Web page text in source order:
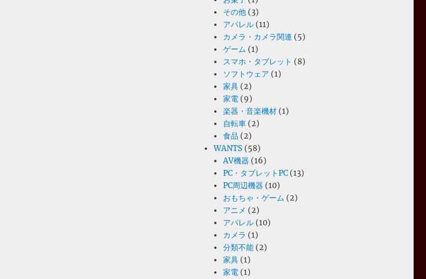
その他 (3)
アパレル (11)
カメラ・カメラ関連 (5)
ゲーム (1)
スマホ・タブレット (8)
ソフトウェア (1)
家具 (2)
家電 (9)
楽器・音楽機材 (1)
自転車 (2)
食品 (2)
WANTS (58)
AV機器 (16)
PC・タブレットPC (13)
PC周辺機器 (10)
おもちゃ・ゲーム (2)
アニメ (2)
アパレル (10)
カメラ (1)
分類不能 (2)
家具 (1)
家電 (1)